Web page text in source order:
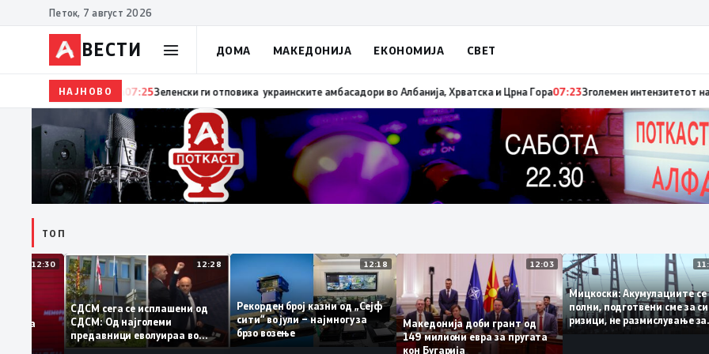
Петок, 7 август 2026
ВЕСТИ ДОМА МАКЕДОНИЈА ЕКОНОМИЈА СВЕТ
НАЈНОВО07:27Трамп: Две работи ја убиваат Европа – првата е имиграцијата, втората е енергијата07:25Зеленски ги отповика
ТОП
12:30
на
12:28
СДСМ сега се исплашени од
СДСМ: Од најголеми
предавници еволуираа во
најголеми патриоти
12:18
Рекорден број казни од „Сејф
сити“ во јули – најмногу за
брзо возење
12:03
Македонија доби грант од
149 милиони евра за пругата
кон Бугарија
Мицкоски:
полни, подготвени сме
ризици, не
поскапување на струјата